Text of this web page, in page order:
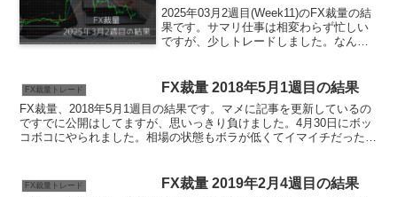
2025年03月2週目(Week11)のFX裁量の結
果です。サマリ仕事は相変わらず忙しい
ですが、少しトレードしました。なんと
とエントリータイミング大事ですね。
Titan...
FX裁量トレード FX裁量 2018年5月1週目の結果
FX裁量、2018年5月1週目の結果です。マメに記事を更新しているの
ですでに公開はしてますが、思いっきり負けました。4月30日にボッ
コボコにやられました。相場の状態もボラが低くてイマイチだったの
FX裁量トレード FX裁量 2019年2月4週目の結果